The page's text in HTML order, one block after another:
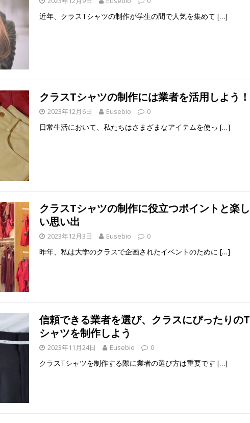
近年、クラスTシャツの制作が学生の間で人気を集めて […]
クラスTシャツの制作には業者を活用しよう！
2023年12月6日 Eusebio 0
日常生活において、私たちはさまざまなアイテムを使っ […]
クラスTシャツの制作に役立つポイントと楽し
い思い出
2023年12月3日 Eusebio 0
昨年、私は大学のクラスで企画されたイベントのために […]
信頼できる業者を選び、クラスにぴったりのT
シャツを制作しよう
2023年11月24日 Eusebio 0
クラスTシャツを制作する際に業者の選び方は重要です […]